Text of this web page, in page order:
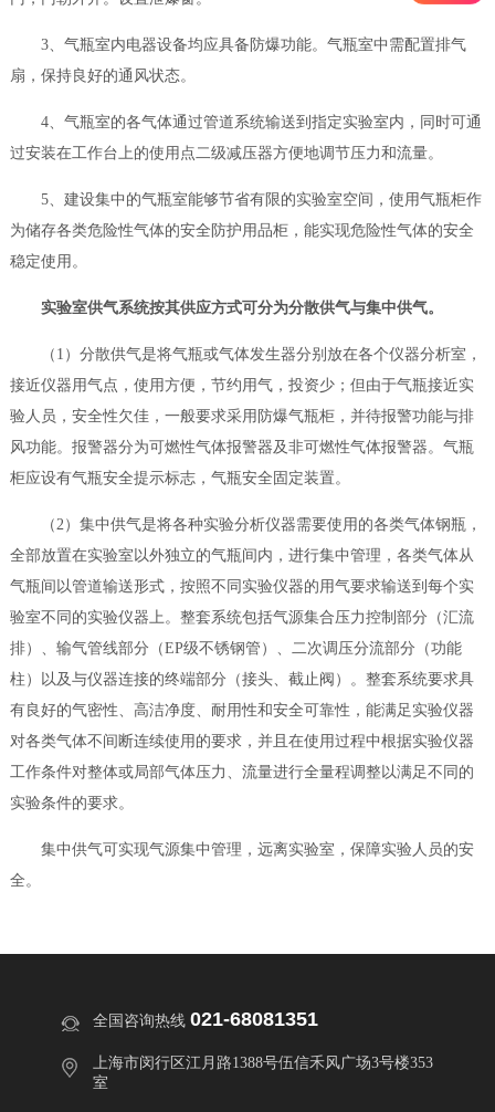
3、气瓶室内电器设备均应具备防爆功能。气瓶室中需配置排气
扇，保持良好的通风状态。
4、气瓶室的各气体通过管道系统输送到指定实验室内，同时可通
过安装在工作台上的使用点二级减压器方便地调节压力和流量。
5、建设集中的气瓶室能够节省有限的实验室空间，使用气瓶柜作
为储存各类危险性气体的安全防护用品柜，能实现危险性气体的安全
稳定使用。
实验室供气系统按其供应方式可分为分散供气与集中供气。
（1）分散供气是将气瓶或气体发生器分别放在各个仪器分析室，
接近仪器用气点，使用方便，节约用气，投资少；但由于气瓶接近实
验人员，安全性欠佳，一般要求采用防爆气瓶柜，并待报警功能与排
风功能。报警器分为可燃性气体报警器及非可燃性气体报警器。气瓶
柜应设有气瓶安全提示标志，气瓶安全固定装置。
（2）集中供气是将各种实验分析仪器需要使用的各类气体钢瓶，
全部放置在实验室以外独立的气瓶间内，进行集中管理，各类气体从
气瓶间以管道输送形式，按照不同实验仪器的用气要求输送到每个实
验室不同的实验仪器上。整套系统包括气源集合压力控制部分（汇流
排）、输气管线部分（EP级不锈钢管）、二次调压分流部分（功能
柱）以及与仪器连接的终端部分（接头、截止阀）。整套系统要求具
有良好的气密性、高洁净度、耐用性和安全可靠性，能满足实验仪器
对各类气体不间断连续使用的要求，并且在使用过程中根据实验仪器
工作条件对整体或局部气体压力、流量进行全量程调整以满足不同的
实验条件的要求。
集中供气可实现气源集中管理，远离实验室，保障实验人员的安
全。
全国咨询热线 021-68081351
上海市闵行区江月路1388号伍信禾风广场3号楼353
室